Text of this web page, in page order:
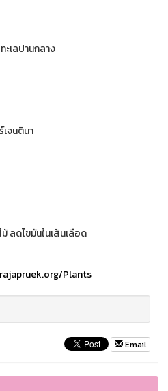
เลปานกลาง
เจนตินา
ลดไขมันในเส้นเลือด
Plants
Email